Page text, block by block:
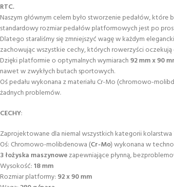
RTC.
Naszym głównym celem było stworzenie pedałów,
standardowy rozmiar pedałów platformowych jest po
Dlatego staraliśmy się zmniejszyć wagę w każdym
zachowując wszystkie cechy, których rowerzyści oczekują
Dzięki platformie o optymalnych wymiarach 92 mm x 90
nawet w zwykłych butach sportowych.
Oś pedału wykonana z materiału Cr-Mo (chromowo-
żadnych problemów.
CECHY:
Zaprojektowane dla niemal wszystkich kategorii kolarstwa
Oś: Chromowo-molibdenowa (Cr-Mo) wykonana w
3 łożyska maszynowezapewniające płynną,
Wysokość: 18 mm
Rozmiar platformy: 92 x 90 mm